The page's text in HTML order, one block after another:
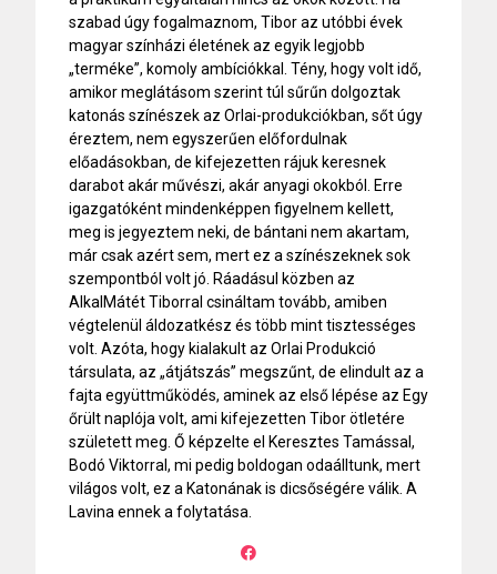
szabad úgy fogalmaznom, Tibor az utóbbi évek
magyar színházi életének az egyik legjobb
„terméke”, komoly ambíciókkal. Tény, hogy volt idő,
amikor meglátásom szerint túl sűrűn dolgoztak
katonás színészek az Orlai-produkciókban, sőt úgy
éreztem, nem egyszerűen előfordulnak
előadásokban, de kifejezetten rájuk keresnek
darabot akár művészi, akár anyagi okokból. Erre
igazgatóként mindenképpen figyelnem kellett,
meg is jegyeztem neki, de bántani nem akartam,
már csak azért sem, mert ez a színészeknek sok
szempontból volt jó. Ráadásul közben az
AlkalMátét Tiborral csináltam tovább, amiben
végtelenül áldozatkész és több mint tisztességes
volt. Azóta, hogy kialakult az Orlai Produkció
társulata, az „átjátszás” megszűnt, de elindult az a
fajta együttműködés, aminek az első lépése az Egy
őrült naplója volt, ami kifejezetten Tibor ötletére
született meg. Ő képzelte el Keresztes Tamással,
Bodó Viktorral, mi pedig boldogan odaálltunk, mert
világos volt, ez a Katonának is dicsőségére válik. A
Lavina ennek a folytatása.